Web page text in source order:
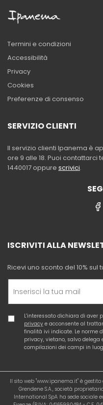
Termini e condizioni
Accessibilità
Privacy
Cookies
Preferenze di consenso
SERVIZIO CLIENTI
Il servizio clienti Ipanema è
ore 9 alle 18. Puoi
1440017 oppure scrivici.
ISCRIVITI ALLA
Ricevi uno sconto del 10%
L'interessato dichiara di aver
privacy e acconsente al
finalità ivi indicate. Le norme
privacy, vietano, salvo delega
compilazioni dei campi in
Il sito web "www.ipanema.it" è
Grendene S.A., società
International SpA ha sede sociale